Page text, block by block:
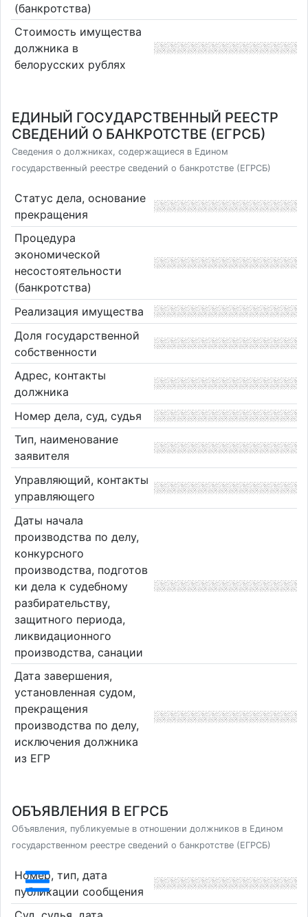
(банкротства)
Стоимость имущества
должника в
белорусских рублях
ЕДИНЫЙ ГОСУДАРСТВЕННЫЙ РЕЕСТР
СВЕДЕНИЙ О БАНКРОТСТВЕ (ЕГРСБ)
Сведения о должниках, содержащиеся в Едином
государственный реестре сведений о банкротстве (ЕГРСБ)
Статус дела, основание
прекращения
Процедура
экономической
несостоятельности
(банкротства)
Реализация имущества
Доля государственной
собственности
Адрес, контакты
должника
Номер дела, суд, судья
Тип, наименование
заявителя
Управляющий, контакты
управляющего
Даты начала
производства по делу,
конкурсного
производства, подготов
ки дела к судебному
разбирательству,
защитного периода,
ликвидационного
производства, санации
Дата завершения,
установленная судом,
прекращения
производства по делу,
исключения должника
из ЕГР
ОБЪЯВЛЕНИЯ В ЕГРСБ
Объявления, публикуемые в отношении должников в Едином
государственном реестре сведений о банкротстве (ЕГРСБ)
Номер, тип, дата
публикации сообщения